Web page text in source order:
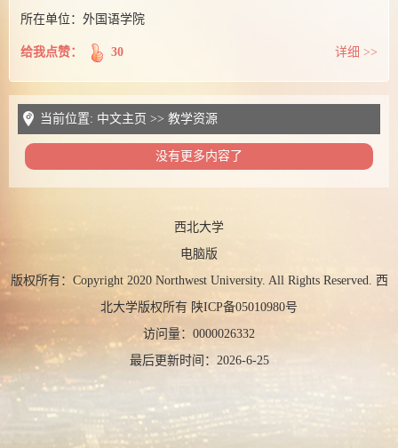
所在单位：外国语学院
给我点赞： 30 详细 >>
当前位置: 中文主页 >> 教学资源
没有更多内容了
西北大学
电脑版
版权所有：Copyright 2020 Northwest University. All Rights Reserved. 西
北大学版权所有 陕ICP备05010980号
访问量： 0000026332
最后更新时间： 2026-6-25